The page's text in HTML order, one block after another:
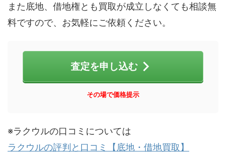
また底地、借地権とも買取が成立しなくても相談無
料ですので、お気軽にご依頼ください。
査定を申し込む
その場で価格提示
※ラクウルの口コミについては
ラクウルの評判と口コミ【底地・借地買取】